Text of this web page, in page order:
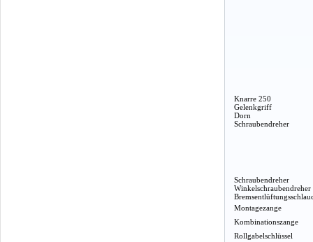
Knarre 250
Gelenkgriff
Dorn
Schraubendreher
Schraubendreher
Winkelschraubendreher
Montagezange
Kombinationszange
Rollgabelschlüssel